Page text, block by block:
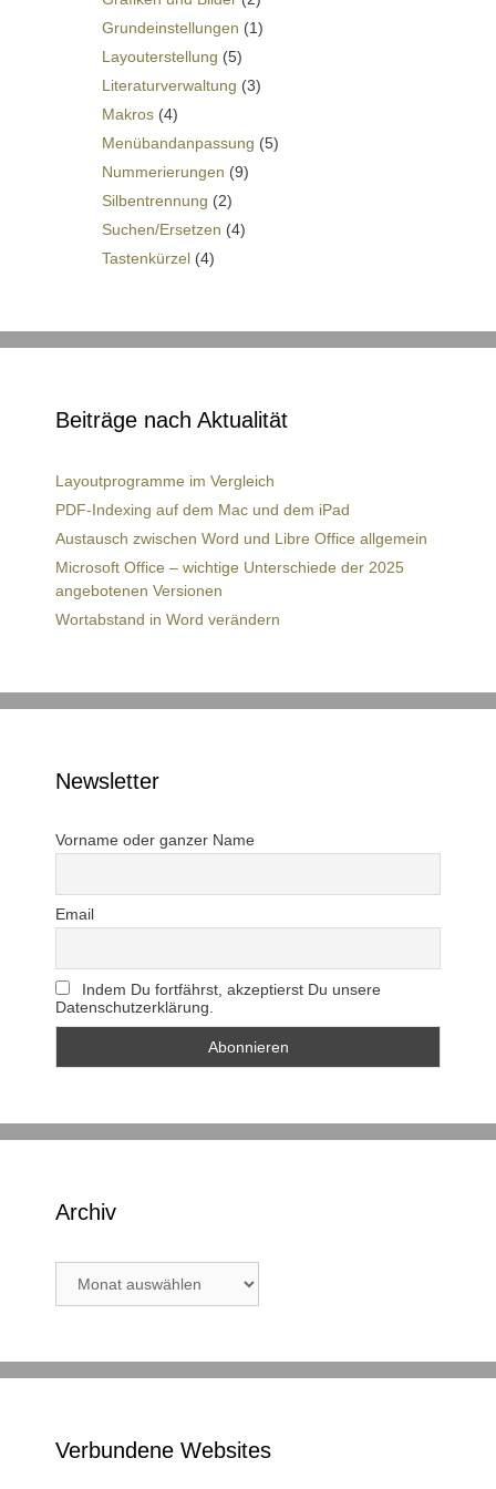
Grundeinstellungen (1)
Layouterstellung (5)
Literaturverwaltung (3)
Makros (4)
Menübandanpassung (5)
Nummerierungen (9)
Silbentrennung (2)
Suchen/Ersetzen (4)
Tastenkürzel (4)
Beiträge nach Aktualität
Layoutprogramme im Vergleich
PDF-Indexing auf dem Mac und dem iPad
Austausch zwischen Word und Libre Office allgemein
Microsoft Office – wichtige Unterschiede der 2025
angebotenen Versionen
Wortabstand in Word verändern
Newsletter
Vorname oder ganzer Name
Email
Indem Du fortfährst, akzeptierst Du unsere
Datenschutzerklärung.
Archiv
Verbundene Websites